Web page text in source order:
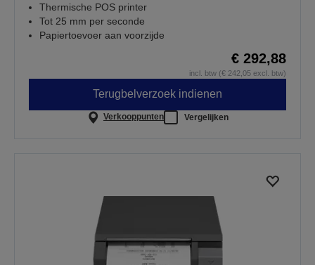
Thermische POS printer
Tot 25 mm per seconde
Papiertoevoer aan voorzijde
€ 292,88
incl. btw (€ 242,05 excl. btw)
Terugbelverzoek indienen
Verkooppunten Vergelijken